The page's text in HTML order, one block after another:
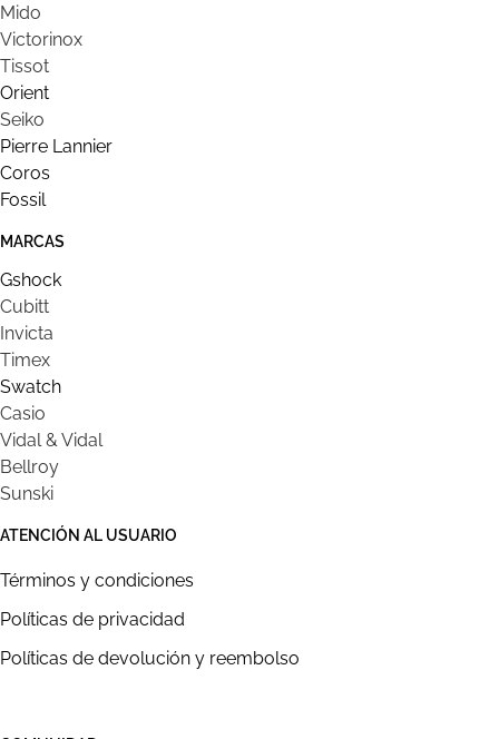
Mido
Victorinox
Tissot
Orient
Seiko
Pierre Lannier
Coros
Fossil
MARCAS
Gshock
Cubitt
Invicta
Timex
Swatch
Casio
Vidal & Vidal
Bellroy
Sunski
ATENCIÓN AL USUARIO
Términos y condiciones
Políticas de privacidad
Políticas de devolución y reembolso